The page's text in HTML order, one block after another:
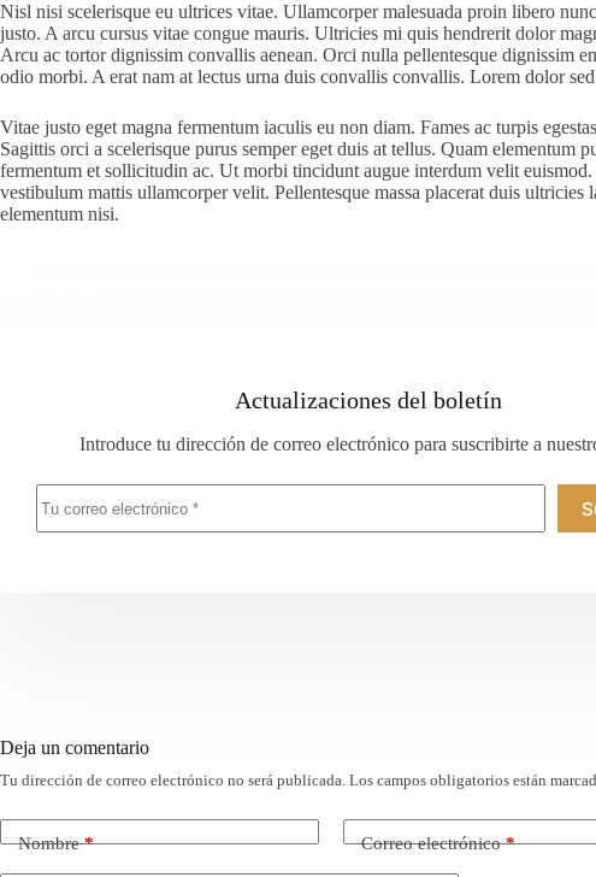
Nisl nisi scelerisque eu ultrices vitae. Ullamcorper malesuada proin libero
justo. A arcu cursus vitae congue mauris. Ultricies mi quis hendrerit dolor
Arcu ac tortor dignissim convallis aenean. Orci nulla pellentesque dignissim
odio morbi. A erat nam at lectus urna duis convallis convallis. Lorem dolor
Vitae justo eget magna fermentum iaculis eu non diam. Fames ac turpis
Sagittis orci a scelerisque purus semper eget duis at tellus. Quam
fermentum et sollicitudin ac. Ut morbi tincidunt augue interdum velit
vestibulum mattis ullamcorper velit. Pellentesque massa placerat duis
elementum nisi.
Actualizaciones del boletín
Introduce tu dirección de correo electrónico para suscribirte a
Deja un comentario
Tu dirección de correo electrónico no será publicada. Los campos obligatorios están
Nombre* Correo electrónico*